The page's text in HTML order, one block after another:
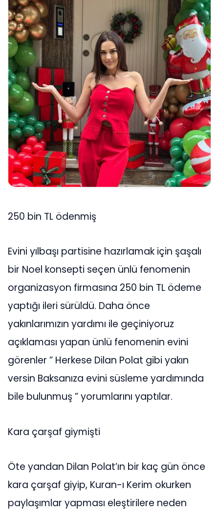
250 bin TL ödenmiş
Evini yılbaşı partisine hazırlamak için şaşalı
bir Noel konsepti seçen ünlü fenomenin
organizasyon firmasına 250 bin TL ödeme
yaptığı ileri sürüldü. Daha önce
yakınlarımızın yardımı ile geçiniyoruz
açıklaması yapan ünlü fenomenin evini
görenler ” Herkese Dilan Polat gibi yakın
versin Baksanıza evini süsleme yardımında
bile bulunmuş ” yorumlarını yaptılar.
Kara çarşaf giymişti
Öte yandan Dilan Polat’ın bir kaç gün önce
kara çarşaf giyip, Kuran-ı Kerim okurken
paylaşımlar yapması eleştirilere neden